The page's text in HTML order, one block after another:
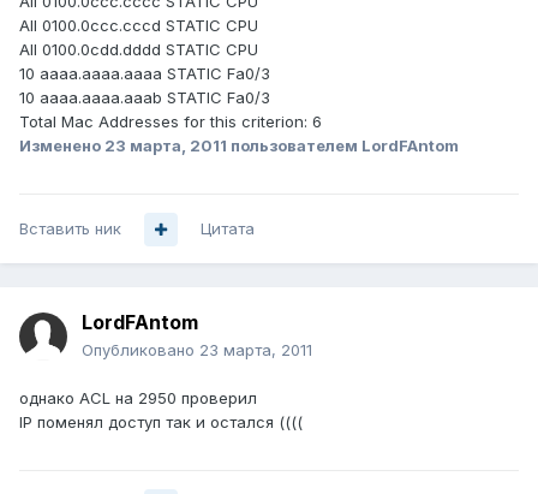
All 0100.0ccc.cccd STATIC CPU
All 0100.0cdd.dddd STATIC CPU
10 aaaa.aaaa.aaaa STATIC Fa0/3
10 aaaa.aaaa.aaab STATIC Fa0/3
Total Mac Addresses for this criterion: 6
Изменено 23 марта, 2011 пользователем LordFAntom
Вставить ник Цитата
LordFAntom
Опубликовано 23 марта, 2011
однако ACL на 2950 проверил
IP поменял доступ так и остался ((((